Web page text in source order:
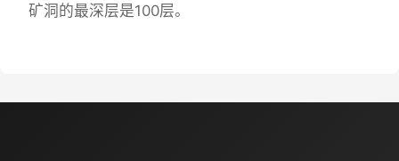
矿洞的最深层是100层。